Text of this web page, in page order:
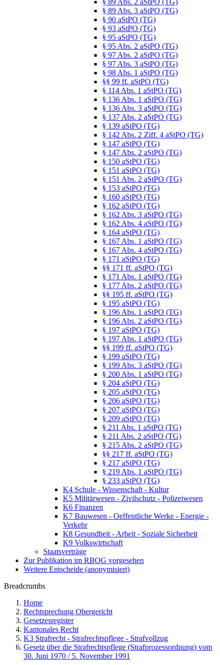
§ 89 Abs. 2 aStPO (TG)
§ 89 Abs. 3 aStPO (TG)
§ 90 aStPO (TG)
§ 93 aStPO (TG)
§ 95 aStPO (TG)
§ 95 Abs. 2 aStPO (TG)
§ 97 Abs. 2 aStPO (TG)
§ 97 Abs. 3 aStPO (TG)
§ 98 Abs. 1 aStPO (TG)
§§ 99 ff. aStPO (TG)
§ 114 Abs. 1 aStPO (TG)
§ 136 Abs. 1 aStPO (TG)
§ 136 Abs. 3 aStPO (TG)
§ 137 Abs. 2 aStPO (TG)
§ 139 aStPO (TG)
§ 142 Abs. 2 Ziff. 4 aStPO (TG)
§ 147 aStPO (TG)
§ 147 Abs. 2 aStPO (TG)
§ 150 aStPO (TG)
§ 151 aStPO (TG)
§ 151 Abs. 2 aStPO (TG)
§ 153 aStPO (TG)
§ 160 aStPO (TG)
§ 162 aStPO (TG)
§ 162 Abs. 3 aStPO (TG)
§ 162 Abs. 4 aStPO (TG)
§ 164 aStPO (TG)
§ 167 Abs. 1 aStPO (TG)
§ 167 Abs. 4 aStPO (TG)
§ 171 aStPO (TG)
§§ 171 ff. aStPO (TG)
§ 171 Abs. 1 aStPO (TG)
§ 177 Abs. 2 aStPO (TG)
§§ 195 ff. aStPO (TG)
§ 195 aStPO (TG)
§ 196 Abs. 1 aStPO (TG)
§ 196 Abs. 2 aStPO (TG)
§ 197 aStPO (TG)
§ 197 Abs. 1 aStPO (TG)
§§ 199 ff. aStPO (TG)
§ 199 aStPO (TG)
§ 199 Abs. 3 aStPO (TG)
§ 200 Abs. 1 aStPO (TG)
§ 204 aStPO (TG)
§ 205 aStPO (TG)
§ 206 aStPO (TG)
§ 207 aStPO (TG)
§ 209 aStPO (TG)
§ 211 Abs. 1 aStPO (TG)
§ 211 Abs. 2 aStPO (TG)
§ 215 Abs. 2 aStPO (TG)
§§ 217 ff. aStPO (TG)
§ 217 aStPO (TG)
§ 219 Abs. 1 aStPO (TG)
§ 233 aStPO (TG)
K4 Schule - Wissenschaft - Kultur
K5 Militärwesen - Zivilschutz - Polizeiwesen
K6 Finanzen
K7 Bauwesen - Oeffentliche Werke - Energie -
Verkehr
K8 Gesundheit - Arbeit - Soziale Sicherheit
K9 Volkswirtschaft
Staatsverträge
Zur Publikation im RBOG vorgesehen
Weitere Entscheide (anonymisiert)
Breadcrumbs
Home
Rechtsprechung Obergericht
Gesetzesregister
Kantonales Recht
K3 Strafrecht - Strafrechtspflege - Strafvollzug
Gesetz über die Strafrechtspflege (Strafprozessordnung) vom
30. Juni 1970 / 5. November 1991